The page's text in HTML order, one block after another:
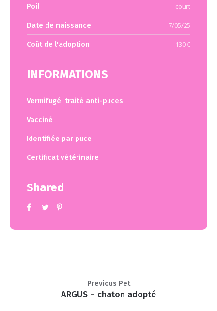
Poil court
Date de naissance 7/05/25
Coût de l'adoption 130 €
INFORMATIONS
Vermifugé, traité anti-puces
Vacciné
Identifiée par puce
Certificat vétérinaire
Shared
ARGUS – chaton adopté
Previous Pet